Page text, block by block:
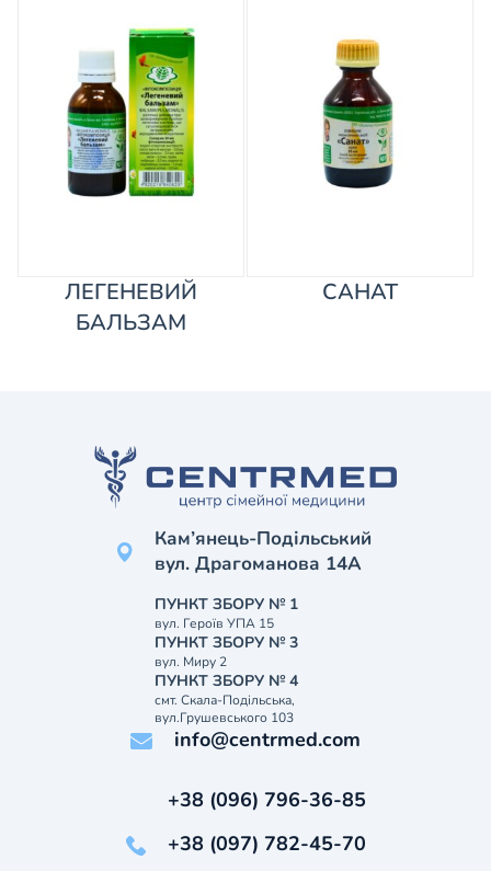
ЛЕГЕНЕВИЙ
БАЛЬЗАМ
САНАТ
Кам’янець-Подільський
вул. Драгоманова 14А
ПУНКТ ЗБОРУ № 1
вул. Героїв УПА 15
ПУНКТ ЗБОРУ № 3
вул. Миру 2
ПУНКТ ЗБОРУ № 4
смт. Скала-Подільська,
вул.Грушевського 103
info@centrmed.com
+38 (096) 796-36-85
+38 (097) 782-45-70